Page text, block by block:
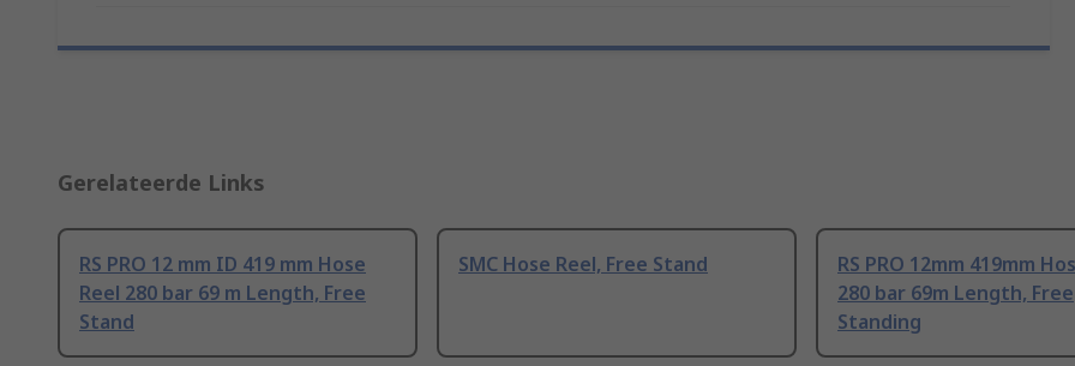
Gerelateerde Links
RS PRO 12 mm ID 419 mm Hose
Reel 280 bar 69 m Length, Free
Stand
SMC Hose Reel, Free Stand
RS PRO 12mm 419mm
280 bar 69m Length, Free
Standing